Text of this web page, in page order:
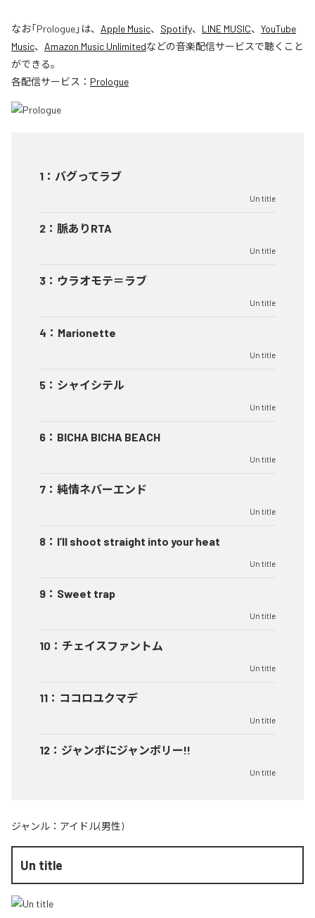
なお「Prologue」は、 Apple Music、 Spotify、 LINE MUSIC、 YouTube
Music、 Amazon Music Unlimitedなどの音楽配信サービスで聴くこと
ができる。
各配信サービス： Prologue
1 ： バグってラブ
Un title
2 ： 脈ありRTA
Un title
3 ： ウラオモテ＝ラブ
Un title
4 ： Marionette
Un title
5 ： シャイシテル
Un title
6 ： BICHA BICHA BEACH
Un title
7 ： 純情ネバーエンド
Un title
8 ： I’ll shoot straight into your heat
Un title
9 ： Sweet trap
Un title
10 ： チェイスファントム
Un title
11 ： ココロユクマデ
Un title
12 ： ジャンボにジャンボリー!!
Un title
ジャンル： アイドル(男性)
Un title